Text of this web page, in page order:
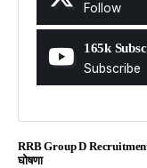
Follow
165k
Subscribe
RRB Group D
घोषणा